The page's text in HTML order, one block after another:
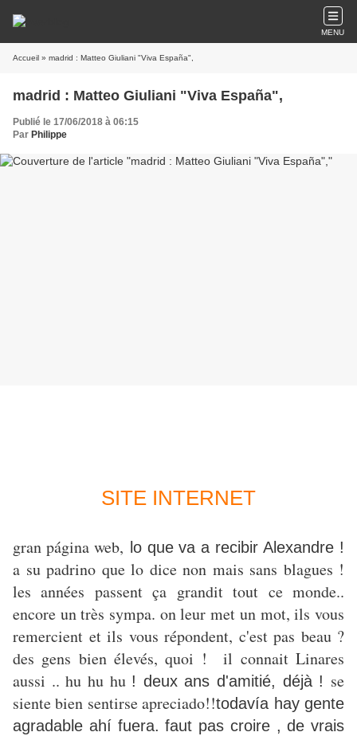
MENU
Accueil » madrid : Matteo Giuliani "Viva España",
madrid : Matteo Giuliani "Viva España",
Publié le 17/06/2018 à 06:15
Par Philippe
SITE INTERNET
gran página web, lo que va a recibir Alexandre !
a su padrino que lo dice non mais sans blagues !
les années passent ça grandit tout ce monde..
encore un très sympa. on leur met un mot, ils vous
remercient et ils vous répondent, c'est pas beau ?
des gens bien élevés, quoi ! il connait Linares
aussi .. hu hu hu ! deux ans d'amitié, déjà ! se
siente bien sentirse apreciado!!todavía hay gente
agradable ahí fuera. faut pas croire , de vrais